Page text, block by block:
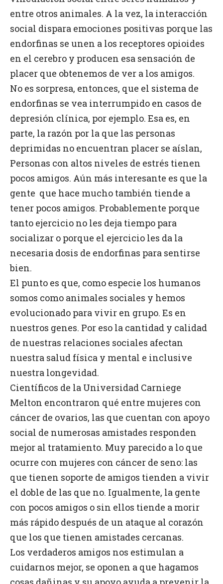
entre otros animales. A la vez, la interacción
social dispara emociones positivas porque las
endorfinas se unen a los receptores opioides
en el cerebro y producen esa sensación de
placer que obtenemos de ver a los amigos.
No es sorpresa, entonces, que el sistema de
endorfinas se vea interrumpido en casos de
depresión clínica, por ejemplo. Esa es, en
parte, la razón por la que las personas
deprimidas no encuentran placer se aíslan,
Personas con altos niveles de estrés tienen
pocos amigos. Aún más interesante es que la
gente que hace mucho también tiende a
tener pocos amigos. Probablemente porque
tanto ejercicio no les deja tiempo para
socializar o porque el ejercicio les da la
necesaria dosis de endorfinas para sentirse
bien.
El punto es que, como especie los humanos
somos como animales sociales y hemos
evolucionado para vivir en grupo. Es en
nuestros genes. Por eso la cantidad y calidad
de nuestras relaciones sociales afectan
nuestra salud física y mental e inclusive
nuestra longevidad.
Científicos de la Universidad Carniege
Melton encontraron qué entre mujeres con
cáncer de ovarios, las que cuentan con apoyo
social de numerosas amistades responden
mejor al tratamiento. Muy parecido a lo que
ocurre con mujeres con cáncer de seno: las
que tienen soporte de amigos tienden a vivir
el doble de las que no. Igualmente, la gente
con pocos amigos o sin ellos tiende a morir
más rápido después de un ataque al corazón
que los que tienen amistades cercanas.
Los verdaderos amigos nos estimulan a
cuidarnos mejor, se oponen a que hagamos